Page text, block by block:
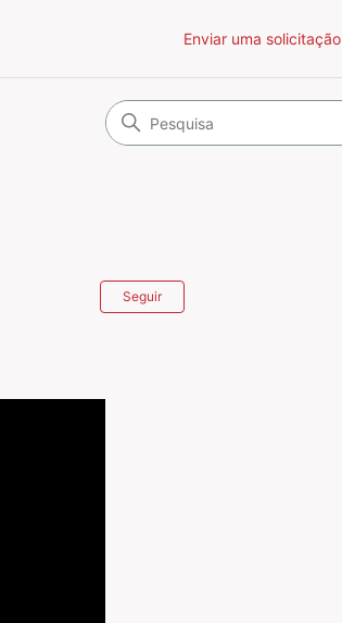
Enviar uma solicitação
Seguir